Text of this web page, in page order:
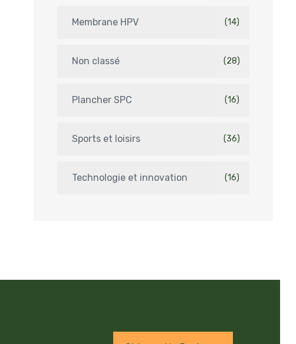
Membrane HPV (14)
Non classé (28)
Plancher SPC (16)
Sports et loisirs (36)
Technologie et innovation (16)